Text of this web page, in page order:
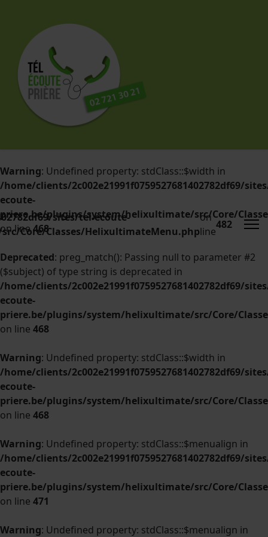
sites/tel-ecoute-
Core/Classes/HelixultimateMenu.php
on
line
482
Warning: Undefined property: stdClass::$width in
/home/clients/2c002e21991f0759527681402782df69/
ecoute-
priere.be/plugins/system/helixultimate/src/Core/
on line468
Deprecated: preg_match(): Passing null to parameter #2
($subject) of type string is deprecated in
/home/clients/2c002e21991f0759527681402782df69/
ecoute-
priere.be/plugins/system/helixultimate/src/Core/
on line 468
Warning: Undefined property: stdClass::$width in
/home/clients/2c002e21991f0759527681402782df69/
ecoute-
priere.be/plugins/system/helixultimate/src/Core/
on line 468
Warning: Undefined property: stdClass::$menualign in
/home/clients/2c002e21991f0759527681402782df69/
ecoute-
priere.be/plugins/system/helixultimate/src/Core/
on line 471
Warning: Undefined property: stdClass::$menualign in